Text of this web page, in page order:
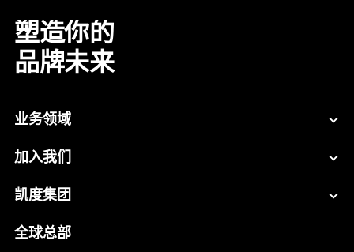
塑造你的
品牌未来
业务领域
加入我们
凯度集团
全球总部